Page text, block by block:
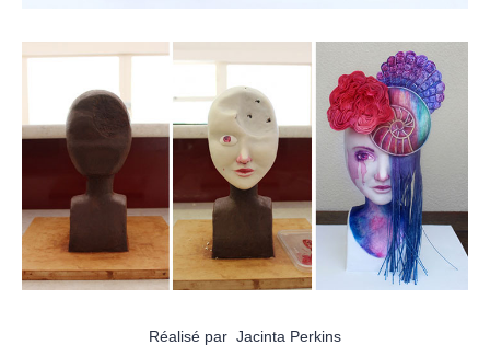
Réalisé par Jacinta Perkins